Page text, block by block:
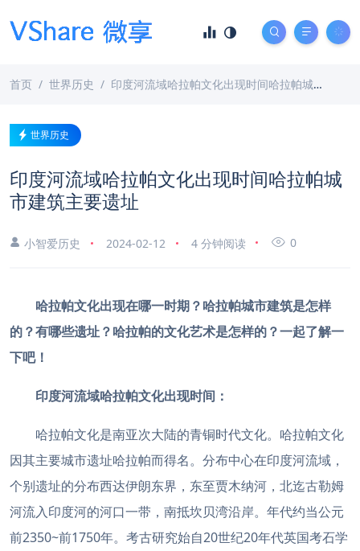
首页 世界历史 印度河流域哈拉帕文化出现时间哈拉帕城市建筑主要遗址
世界历史
印度河流域哈拉帕文化出现时间哈拉帕城
市建筑主要遗址
小智爱历史 2024-02-12 4 分钟阅读 0
哈拉帕文化出现在哪一时期？哈拉帕城市建筑是怎样
的？有哪些遗址？哈拉帕的文化艺术是怎样的？一起了解一
下吧！
印度河流域哈拉帕文化出现时间：
哈拉帕文化是南亚次大陆的青铜时代文化。哈拉帕文化
因其主要城市遗址哈拉帕而得名。分布中心在印度河流域，
个别遗址的分布西达伊朗东界，东至贾木纳河，北迄古勒姆
河流入印度河的河口一带，南抵坎贝湾沿岸。年代约当公元
前2350~前1750年。考古研究始自20世纪20年代英国考石学